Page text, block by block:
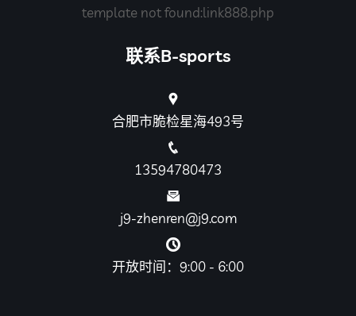
template not found:link888.php
联系B-sports
合肥市脆检星海493号
13594780473
j9-zhenren@j9.com
开放时间：9:00 - 6:00